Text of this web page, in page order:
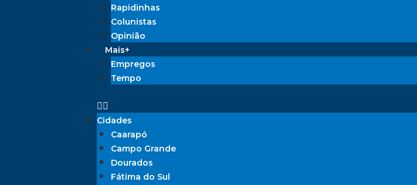
Rapidinhas
Colunistas
Opinião
Mais+
Empregos
Tempo
Cidades
Caarapó
Campo Grande
Dourados
Fátima do Sul